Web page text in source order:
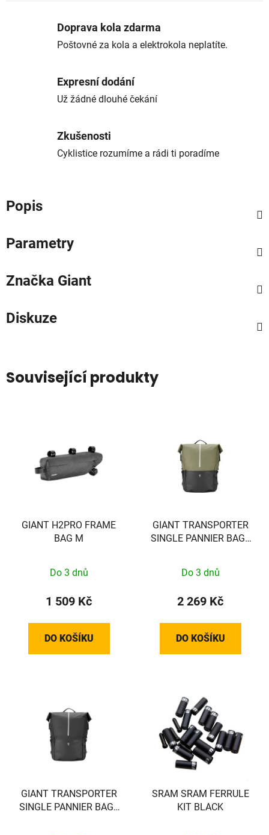
Doprava kola zdarma
Poštovné za kola a elektrokola neplatíte.
Expresní dodání
Už žádné dlouhé čekání
Zkušenosti
Cyklistice rozumíme a rádi ti poradíme
Popis
Parametry
Značka Giant
Diskuze
Související produkty
GIANT H2PRO FRAME
BAG M
Do 3 dnů
1 509 Kč
DO KOŠÍKU
GIANT TRANSPORTER
SINGLE PANNIER BAG -
440000037
Do 3 dnů
2 269 Kč
DO KOŠÍKU
GIANT TRANSPORTER
SINGLE PANNIER BAG -
SRAM SRAM FERRULE
KIT BLACK